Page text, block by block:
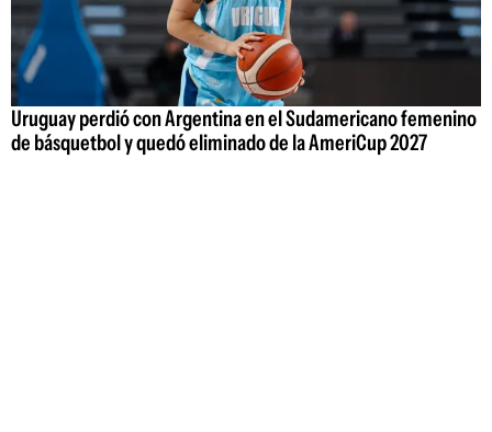
Uruguay perdió con Argentina en el Sudamericano femenino
de básquetbol y quedó eliminado de la AmeriCup 2027